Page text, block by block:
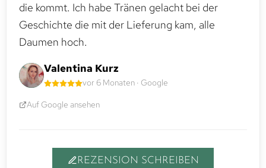
die kommt. Ich habe Tränen gelacht bei der
Geschichte die mit der Lieferung kam, alle
Daumen hoch.
Valentina Kurz
vor 6 Monaten · Google
Auf Google ansehen
REZENSION SCHREIBEN